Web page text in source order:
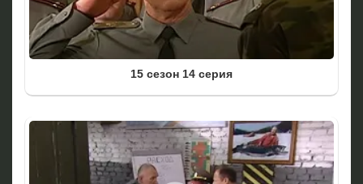
15 сезон 14 серия